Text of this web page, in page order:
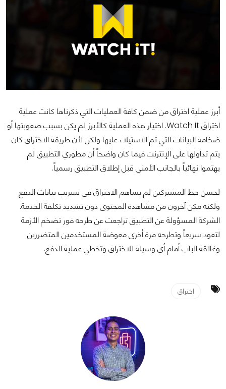
أبرز عملية اختراق من ضمن كافة العمليات التي ذكرناها كانت عملية
اختراق Watch It. اختيار هذه العملية كالأبرز لم يكن بسبب صعوبتها أو
ضخامة البيانات التي تم الاستيلاء عليها ولكن لأن طريقة الاختراق كان
يتم تداولها على الإنترنت فيما كان واضحاً أن مطوري التطبيق لم
يهتموا نهائياً بالجانب الأمني قبل إطلاق التطبيق رسمياً.
لحسن حظ المشتركين لم يساهم الاختراق في تسريب بيانات الدفع
ولكنه مكن آخرون من مشاهدة المحتوى دون تسديد تكلفة الخدمة.
الشركة المسؤولة عن التطبيق تراجعت عن طرحه فور تضخم الأزمة
لتعود سريعاً وتطرحه مرة أخرى معوضة المستخدمين المتضررين
وغالقة الباب أمام أي وسيلة للاختراق وتخطي عملية الدفع.
اختراق